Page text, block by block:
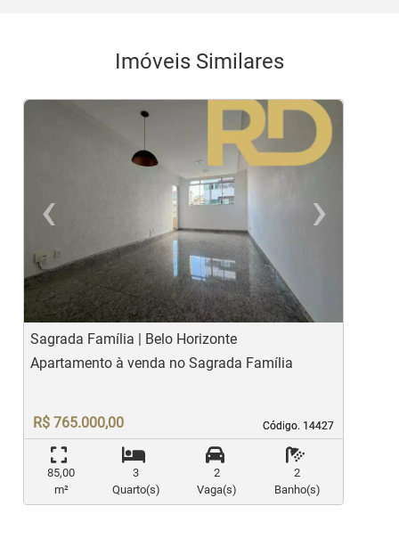
Imóveis Similares
‹
Previous
›
Sagrada Família | Belo Horizonte
Código. 14427
Código. 14427
Apartamento à venda no Sagrada Família
R$ 765.000,00
85,00
m²
3
Quarto(s)
2
Vaga(s)
2
Banho(s)